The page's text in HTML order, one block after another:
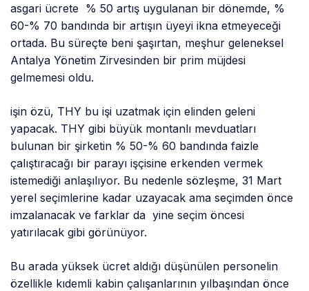
asgari ücrete % 50 artış uygulanan bir dönemde, %
60-% 70 bandında bir artışın üyeyi ikna etmeyeceği
ortada. Bu süreçte beni şaşırtan, meşhur geleneksel
Antalya Yönetim Zirvesinden bir prim müjdesi
gelmemesi oldu.
işin özü, THY bu işi uzatmak için elinden geleni
yapacak. THY gibi büyük montanlı mevduatları
bulunan bir şirketin % 50-% 60 bandında faizle
çalıştıracağı bir parayı işçisine erkenden vermek
istemediği anlaşılıyor. Bu nedenle sözleşme, 31 Mart
yerel seçimlerine kadar uzayacak ama seçimden önce
imzalanacak ve farklar da yine seçim öncesi
yatırılacak gibi görünüyor.
Bu arada yüksek ücret aldığı düşünülen personelin
özellikle kıdemli kabin çalışanlarının yılbaşından önce